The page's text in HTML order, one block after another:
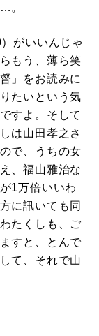
。
がいいんじゃ
もう、薄ら笑
」をお読みに
たいという気
すよ。そして
は山田孝之さ
で、うちの女
、福山雅治な
1万倍いいわ
に訊いても同
たくしも、ご
すと、とんで
て、それで山